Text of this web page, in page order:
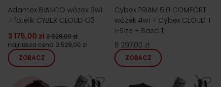
Adamex BIANCO wózek 3w1
+ fotelik CYBEX CLOUD G3
3 175,00 zł 3 528,00 zł
najniższa cena 3 528,00 zł
ZOBACZ
Cybex PRIAM 5.0 COMFORT
wózek 4w1 + Cybex CLOUD T
i-Size + Baza T
8 297,00 zł
ZOBACZ